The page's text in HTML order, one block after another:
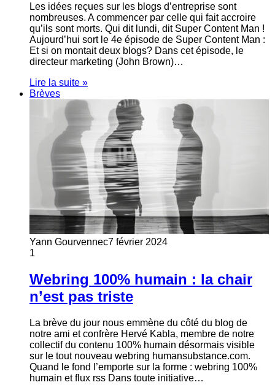
Les idées reçues sur les blogs d’entreprise sont
nombreuses. A commencer par celle qui fait accroire
qu’ils sont morts. Qui dit lundi, dit Super Content Man !
Aujourd’hui sort le 4e épisode de Super Content Man :
Et si on montait deux blogs? Dans cet épisode, le
directeur marketing (John Brown)…
Lire la suite »
Brèves
Yann Gourvennec7 février 2024
1
Webring 100% humain : la chair
n’est pas triste
La brève du jour nous emmène du côté du blog de
notre ami et confrère Hervé Kabla, membre de notre
collectif du contenu 100% humain désormais visible
sur le tout nouveau webring humansubstance.com.
Quand le fond l’emporte sur la forme : webring 100%
humain et flux rss Dans toute initiative…